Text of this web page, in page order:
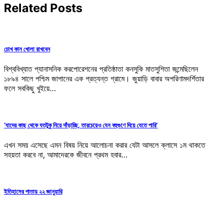
Related Posts
চোখ কান খোলা রাখবেন
বিশ্ববিখ্যাত প্যানাসনিক করপোরেশনের প্রতিষ্ঠাতা কনসুকি মাতসুশিতা জন্মেছিলেন
১৮৯৪ সালে পশ্চিম জাপানের এক প্রত্যন্ত গ্রামে। জুয়াড়ি বাবার অপরিণামদর্শিতার
ফলে সবকিছু খুইয়ে…
‘যাদের কাছ থেকে যতটুকু নিয়ে দাঁড়াচ্ছি, তারচেয়েও যেন বহুগুণে দিয়ে যেতে পারি’
এখন সময় এসেছে এমন বিষয় নিয়ে আলোচনা করার যেটা আসলে ক্লাসে ১ম থাকতে
সহয়তা করবে না, আমাদেরকে জীবনে প্রথম হবার…
ইতিহাসের পাতায় ২২ জানুয়ারি